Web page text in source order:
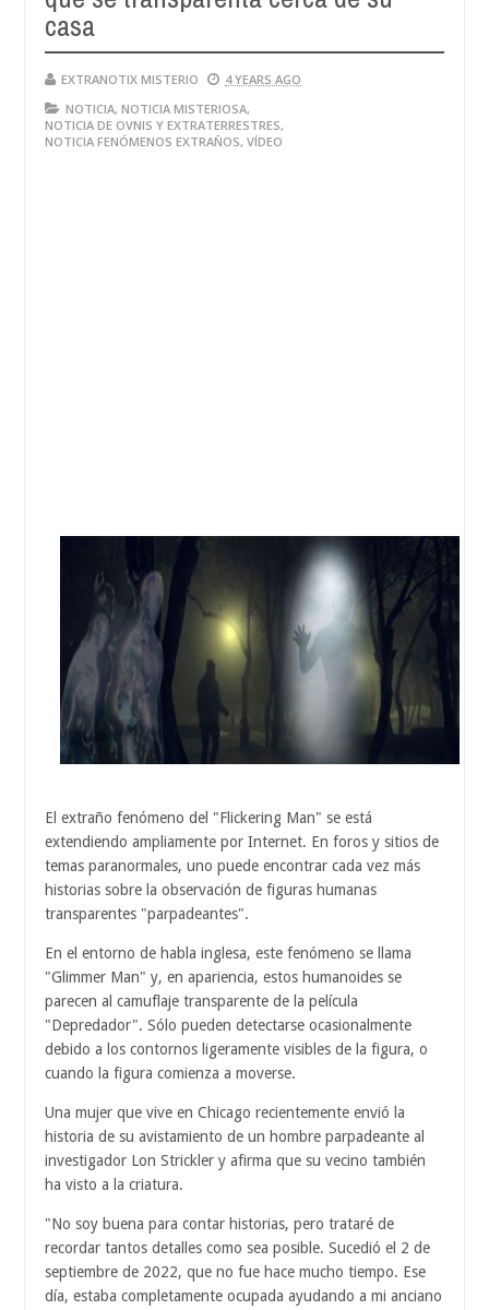
casa
EXTRANOTIX MISTERIO
4 YEARS AGO
NOTICIA, NOTICIA MISTERIOSA,
NOTICIA DE OVNIS Y EXTRATERRESTRES,
NOTICIA FENÓMENOS EXTRAÑOS, VÍDEO
El extraño fenómeno del "Flickering Man" se está
extendiendo ampliamente por Internet. En foros y sitios de
temas paranormales, uno puede encontrar cada vez más
historias sobre la observación de figuras humanas
transparentes "parpadeantes".
En el entorno de habla inglesa, este fenómeno se llama
"Glimmer Man" y, en apariencia, estos humanoides se
parecen al camuflaje transparente de la película
"Depredador". Sólo pueden detectarse ocasionalmente
debido a los contornos ligeramente visibles de la figura, o
cuando la figura comienza a moverse.
Una mujer que vive en Chicago recientemente envió la
historia de su avistamiento de un hombre parpadeante al
investigador Lon Strickler y afirma que su vecino también
ha visto a la criatura.
"No soy buena para contar historias, pero trataré de
recordar tantos detalles como sea posible. Sucedió el 2 de
septiembre de 2022, que no fue hace mucho tiempo. Ese
día, estaba completamente ocupada ayudando a mi anciano